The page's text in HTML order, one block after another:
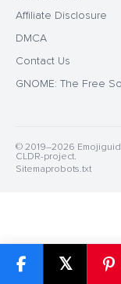
𝕏
Affiliate Disclosure
DMCA
Contact Us
GNOME: The Free
© 2019–2026
CLDR-project.
Sitemaprobots.txt